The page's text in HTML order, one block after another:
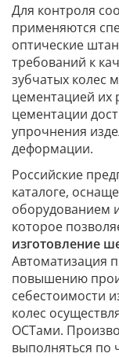
Для контроля
применяются
оптические
требований к
зубчатых колес
цементацией их
цементации
упрочнения
деформации.
Российские
каталоге,
оборудованием
которое
изготовление
Автоматизация
повышению
себестоимости
колес
ОСТами.
выполняться по